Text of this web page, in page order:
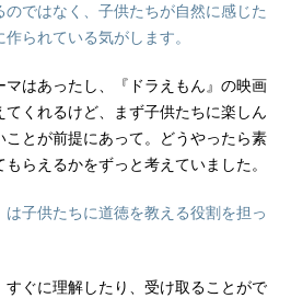
のではなく、子供たちが自然に感じた
られている気がします。
マはあったし、『ドラえもん』の映画
くれるけど、まず子供たちに楽しん
ことが前提にあって。どうやったら素
らえるかをずっと考えていました。
子供たちに道徳を教える役割を担っ
すぐに理解したり、受け取ることがで